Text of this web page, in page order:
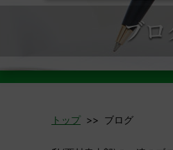
トップ>> ブログ